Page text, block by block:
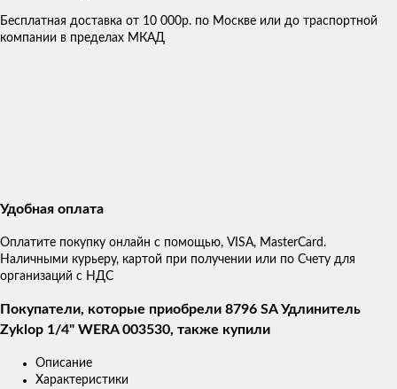
Бесплатная доставка от 10 000р. по Москве или до траспортной
компании в пределах МКАД
Удобная оплата
Оплатите покупку онлайн с помощью, VISA, MasterCard.
Наличными курьеру, картой при получении или по Счету для
организаций с НДС
Покупатели, которые приобрели 8796 SA Удлинитель
Zyklop 1/4" WERA 003530, также купили
Описание
Характеристики